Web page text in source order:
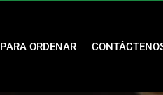
PARA ORDENAR